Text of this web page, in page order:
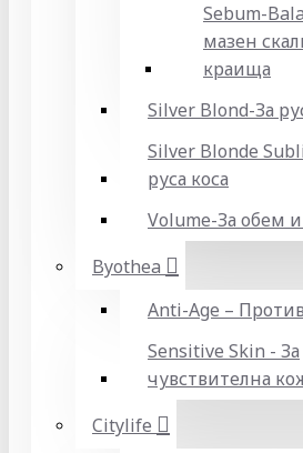
Sebum-
мазен
краища
Silver Blond-За
Silver Blonde
руса коса
Volume-За обем
Byothea
Anti-Age –
Sensitive Skin - За
чувствителна
Citylife